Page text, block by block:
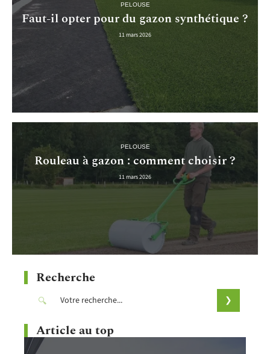
PELOUSE
Faut-il opter pour du gazon synthétique ?
11 mars 2026
PELOUSE
Rouleau à gazon : comment choisir ?
11 mars 2026
Recherche
Article au top